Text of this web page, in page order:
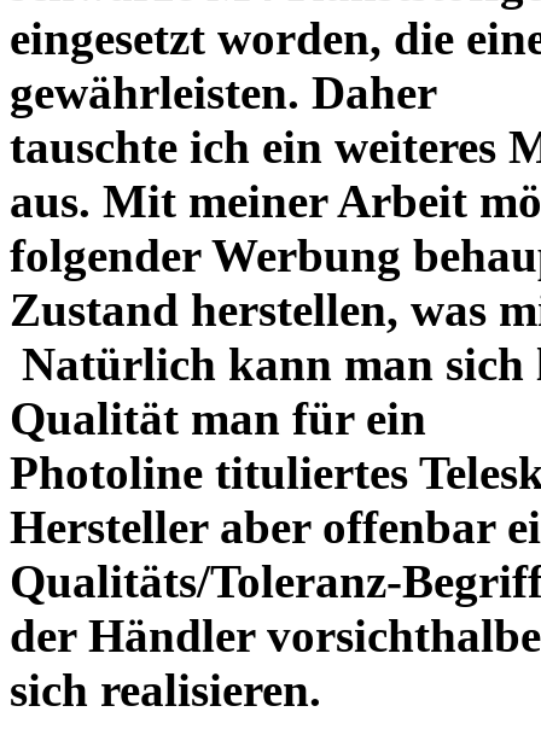
eingesetzt worden, die
gewährleisten. Daher
tauschte ich ein weiteres
aus. Mit meiner Arbeit
folgender Werbung
Zustand herstellen, was
Natürlich kann man sich
Qualität man für ein
Photoline tituliertes
Hersteller aber offenbar
Qualitäts/Toleranz-
der Händler
sich realisieren.